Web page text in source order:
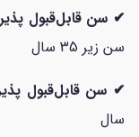
✔ سن قابل‌قبول
سن زیر 35 سال
✔ سن قابل‌قبول
سال